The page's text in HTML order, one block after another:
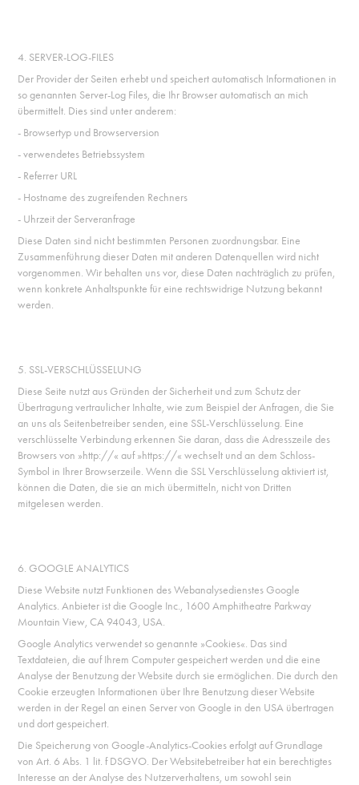
4. SERVER-LOG-FILES
Der Provider der Seiten erhebt und speichert automatisch Informationen in
so genannten Server-Log Files, die Ihr Browser automatisch an mich
übermittelt. Dies sind unter anderem:
- Browsertyp und Browserversion
- verwendetes Betriebssystem
- Referrer URL
- Hostname des zugreifenden Rechners
- Uhrzeit der Serveranfrage
Diese Daten sind nicht bestimmten Personen zuordnungsbar. Eine
Zusammenführung dieser Daten mit anderen Datenquellen wird nicht
vorgenommen. Wir behalten uns vor, diese Daten nachträglich zu prüfen,
wenn konkrete Anhaltspunkte für eine rechtswidrige Nutzung bekannt
werden.
5. SSL-VERSCHLÜSSELUNG
Diese Seite nutzt aus Gründen der Sicherheit und zum Schutz der
Übertragung vertraulicher Inhalte, wie zum Beispiel der Anfragen, die Sie
an uns als Seitenbetreiber senden, eine SSL-Verschlüsselung. Eine
verschlüsselte Verbindung erkennen Sie daran, dass die Adresszeile des
Browsers von »http://« auf »https://« wechselt und an dem Schloss-
Symbol in Ihrer Browserzeile. Wenn die SSL Verschlüsselung aktiviert ist,
können die Daten, die sie an mich übermitteln, nicht von Dritten
mitgelesen werden.
6. GOOGLE ANALYTICS
Diese Website nutzt Funktionen des Webanalysedienstes Google
Analytics. Anbieter ist die Google Inc., 1600 Amphitheatre Parkway
Mountain View, CA 94043, USA.
Google Analytics verwendet so genannte »Cookies«. Das sind
Textdateien, die auf Ihrem Computer gespeichert werden und die eine
Analyse der Benutzung der Website durch sie ermöglichen. Die durch den
Cookie erzeugten Informationen über Ihre Benutzung dieser Website
werden in der Regel an einen Server von Google in den USA übertragen
und dort gespeichert.
Die Speicherung von Google-Analytics-Cookies erfolgt auf Grundlage
von Art. 6 Abs. 1 lit. f DSGVO. Der Websitebetreiber hat ein berechtigtes
Interesse an der Analyse des Nutzerverhaltens, um sowohl sein